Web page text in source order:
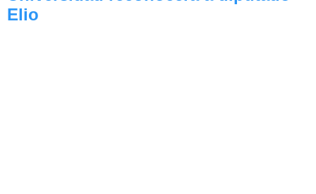
Elio